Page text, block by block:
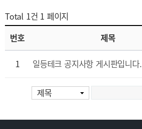
Total 1건 1 페이지
번호
제목
1 일등테크 공지사항 게시판입니다.
제목